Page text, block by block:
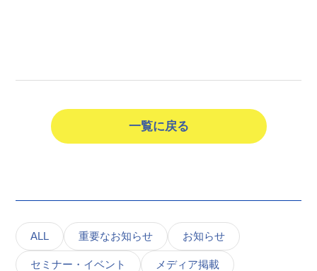
一覧に戻る
ALL 重要なお知らせ お知らせ
セミナー・イベント メディア掲載